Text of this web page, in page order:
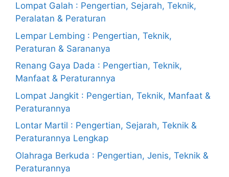
Lompat Galah : Pengertian, Sejarah, Teknik,
Peralatan & Peraturan
Lempar Lembing : Pengertian, Teknik,
Peraturan & Sarananya
Renang Gaya Dada : Pengertian, Teknik,
Manfaat & Peraturannya
Lompat Jangkit : Pengertian, Teknik, Manfaat &
Peraturannya
Lontar Martil : Pengertian, Sejarah, Teknik &
Peraturannya Lengkap
Olahraga Berkuda : Pengertian, Jenis, Teknik &
Peraturannya